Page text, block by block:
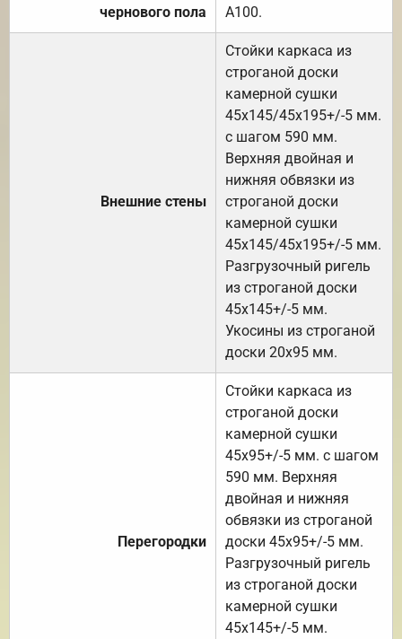
чернового пола
А100.
Внешние стены
Стойки каркаса из
строганой доски
камерной сушки
45х145/45х195+/-5 мм.
с шагом 590 мм.
Верхняя двойная и
нижняя обвязки из
строганой доски
камерной сушки
45х145/45х195+/-5 мм.
Разгрузочный ригель
из строганой доски
45х145+/-5 мм.
Укосины из строганой
доски 20х95 мм.
Перегородки
Стойки каркаса из
строганой доски
камерной сушки
45х95+/-5 мм. с шагом
590 мм. Верхняя
двойная и нижняя
обвязки из строганой
доски 45х95+/-5 мм.
Разгрузочный ригель
из строганой доски
камерной сушки
45х145+/-5 мм.